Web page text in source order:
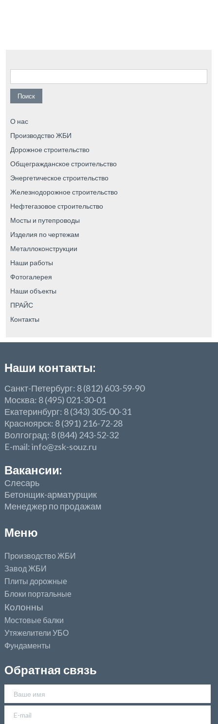
Найти:
О нас
Производство ЖБИ
Дорожное строительство
Общегражданское строительство
Энергетическое строительство
Железнодорожное строительство
Нефтегазовое строительство
Мосты и путепроводы
Изделия по чертежам
Металлоконструкции
Наши работы
Фотогалерея
Наши объекты
ПРАЙС
Контакты
Наши контакты:
Санкт-Петербург: 8 (812) 603-59-90
Москва: 8 (495) 021-30-01
Екатеринбург: 8 (343) 305-00-31
Красноярск: 8 (391) 216-72-28
Волгоград: 8 (844) 243-52-32
E-mail: info@zsk-souz.ru
Вакансии:
Слесарь
Бетонщик-арматурщик
Менеджер по продажам
Меню
Производство ЖБИ
Завод ЖБИ
Плиты дорожные
Блоки портальные
Колонны
Мостовые балки
Утяжелители УБО
Фундаменты
Обратная связь